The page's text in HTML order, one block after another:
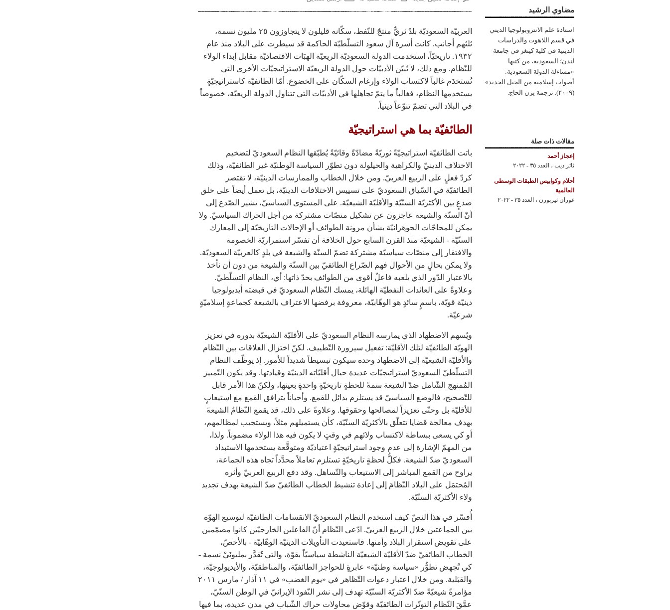
العربيّة السعوديّة بلدٌ ثريٌّ منتجٌ للنّفط، سكّانه قليلون لا يتجاوزون ٢٥ مليون نسمة،
ثلثهم أجانب. كانت أسرة آل سعود التسلّطيّة الحاكمة قد سيطرت على البلاد منذ عام
١٩٣٢. تاريخيّاً، استخدمت الدولة السعوديّة الريعيّة الهبَات الاقتصاديّة مقابل إبداء الولاء
للنّظام. ومع ذلك، لا تُبيّن الأدبيّات حول الدولة الريعيّة الاستراتيجيّات الأخرى التي
تُستخدَم غالباً لاكتساب الولاء وإرغام السكّان على الخضوع. أمّا الطائفيّة كاستراتيجيّةٍ
يستخدمها النظام، فغالباً ما يتمّ تجاهلها في الأدبيّات التي تتناول الدولة الريعيّة، خصوصاً
في البلاد التي تضمّ تنوّعاً دينياً.
الطائفيّة بما هي استراتيجيّة
باتت الطائفيّة استراتيجيّةً ثوريّةً مضادّةً وقائيّةً يُطبّقها النظام السعوديّ لتضخيم
الاختلاف الدينيّ والكراهية والحيلولة دون تطوّر السياسة الوطنيّة غير الطائفيّة، وذلك
كردّ فعلٍ على الربيع العربيّ. ومن خلال الخطاب والممارسات الدينيّة، لا تقتصر
الطائفيّة في السّياق السعوديّ على تسييس الاختلافات الدينيّة، بل تعمل أيضاً على خلق
صدعٍ بين الأكثريّة السنّيّة والأقليّة الشيعيّة. على المستوى السياسيّ، يشير الصّدع إلى
أنّ السنّة والشيعة عاجزون عن تشكيل منصّات مشتركة من أجل الحراك السياسيّ. ولا
يمكن للمحاجّات الجوهرانيّة بشأن مرونة الطوائف أو الإحالات التاريخيّة إلى المعارك
السنّيّة - الشيعيّة منذ القرن السابع حول الخلافة أن تفسّر استمراريّة الخصومة
والافتقار إلى منصّات سياسيّة مشتركة تضمّ السنّة والشيعة في بلدٍ كالعربيّة السعوديّة.
ولا يمكن بحالٍ من الأحوال فهم الصّراع الطائفيّ بين السنّة والشيعة من دون أن نأخذ
بالاعتبار الدّور الذي يلعبه فاعلٌ أقوى من الطوائف بحدّ ذاتها: أي، النظام التسلّطيّ.
وعلاوةً على العائدات النفطيّة الهائلة، يمسك النّظام السعوديّ في قبضته أيديولوجيا
دينيّة قويّة، باسمٍ سائدٍ هو الوهّابيّة، معروفة برفضها الاعتراف بالشيعة كجماعةٍ إسلاميّةٍ
شرعيّة.
ويُسهم الاضطهاد الذي يمارسه النظام السعوديّ على الأقليّة الشيعيّة بدوره في تعزيز
الهويّة الطائفيّة لتلك الأقليّة: تفعيل سيرورة التّطييف. لكنّ اختزال العلاقات بين النّظام
والأقليّة الشيعيّة إلى الاضطهاد وحده سيكون تبسيطاً شديداً للأمور. إذ يوظّف النظام
التسلّطيّ السعوديّ استراتيجيّات عديدة حيال أقليّاته الدينيّة وقيادتها. وقد يكون التّمييز
المُمنهج الشّامل ضدّ الشيعة سمةً للحظةٍ تاريخيّةٍ واحدةٍ بعينها، ولكنّ هذا الأمر قابل
للتّصحيح، فالوضع السياسيّ قد يستلزم بدائل للقمع. وأحياناً يترافق القمع مع استيعابٍ
للأقليّة بل وحتّى تعزيزاً لمصالحها وحقوقها. وعلاوةً على ذلك، قد يقمع النّظامُ الشيعةَ
بهدف معالجة قضايا تتعلّق بالأكثريّة السنّيّة، كأن يستميلهم مثلاً، ويستجيب لمظالمهم،
أو كي يسعى ببساطة لاكتساب ولائهم في وقتٍ لا يكون فيه هذا الولاء مضموناً. ولذا،
من المهمّ الإشارة إلى عدم وجود استراتيجيّةٍ اعتياديّة ومتوقَّعة يستخدمها الاستبداد
السعوديّ ضدّ الشيعة. فكلُّ لحظةٍ تاريخيّةٍ تستلزم تعاملاً محدَّداً تجاه هذه الجماعة،
يراوح من القمع المباشر إلى الاستيعاب والتّساهل. وقد دفع الربيع العربيّ وأثره
المُحتمَل على البلاد النّظامَ إلى إعادة تنشيط الخطاب الطائفيّ ضدّ الشيعة بهدف تجديد
ولاء الأكثريّة السنّيّة.
أُفسّر في هذا النصّ كيف استخدم النظام السعوديّ الانقسامات الطائفيّة لتوسيع الهوّة
بين الجماعتين خلال الربيع العربيّ. ادّعى النّظام أنّ الفاعلين الخارجيّين كانوا مصمّمين
على تقويض استقرار البلاد وأمنها. فاستعيدت التأويلات الدينيّة الوهّابيّة - بالأخصّ،
الخطاب الطائفيّ ضدّ الأقليّة الشيعيّة الناشطة سياسيّاً بقوّة، والتي تُقدَّر بمليونَيْ نسمة -
كي تُجهض تطوُّر «سياسة وطنيّة» عابرةٍ للحواجز الطائفيّة، والمناطقيّة، والأيديولوجيّة،
والقبَلية. ومن خلال اعتبار دعوات التّظاهر في «يوم الغضب» في ١١ آذار / مارس ٢٠١١
مؤامرةً شيعيّةً ضدّ الأكثريّة السنّيّة تهدف إلى نشر النّفوذ الإيرانيّ في الوطن السنّيّ،
عمَّقَ النّظام التوتّرات الطائفيّة وقوّض محاولات حراك الشّباب في مدن عديدة، بما فيها
مضاوي الرشيد
استاذة علم الانتروبولوجيا الديني
في قسم اللاهوت والدراسات
الدينية في كلية كينغز في جامعة
لندن؛ السعودية، من كتبها
«مساءلة الدولة السعودية:
أصوات إسلامية من الجيل الجديد»
(٢٠٠٩). ترجمة يزن الحاج.
مقالات ذات صلة
إعجاز أحمد
ثائر ديب ، العدد ٣٥ - ٢٠٢٢
أحلام وكوابيس الطبقات الوسطى
العالمية
غوران ثيربورن ، العدد ٣٥ - ٢٠٢٢